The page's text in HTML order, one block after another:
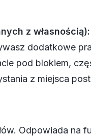
z własnością):
dodatkowe
pod blokiem,
z miejsca
Odpowiada na